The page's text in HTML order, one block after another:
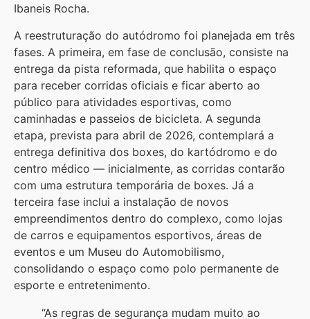
Ibaneis Rocha.
A reestruturação do autódromo foi planejada em três
fases. A primeira, em fase de conclusão, consiste na
entrega da pista reformada, que habilita o espaço
para receber corridas oficiais e ficar aberto ao
público para atividades esportivas, como
caminhadas e passeios de bicicleta. A segunda
etapa, prevista para abril de 2026, contemplará a
entrega definitiva dos boxes, do kartódromo e do
centro médico — inicialmente, as corridas contarão
com uma estrutura temporária de boxes. Já a
terceira fase inclui a instalação de novos
empreendimentos dentro do complexo, como lojas
de carros e equipamentos esportivos, áreas de
eventos e um Museu do Automobilismo,
consolidando o espaço como polo permanente de
esporte e entretenimento.
“As regras de segurança mudam muito ao